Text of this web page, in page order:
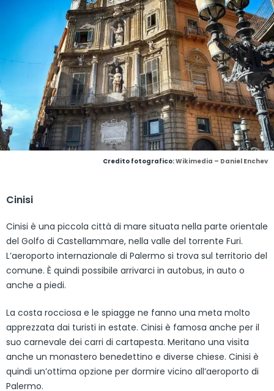
Credito fotografico:Wikimedia – Daniel Enchev
Cinisi
Cinisi è una piccola città di mare situata nella parte orientale
del Golfo di Castellammare, nella valle del torrente Furi.
L’aeroporto internazionale di Palermo si trova sul territorio del
comune. È quindi possibile arrivarci in autobus, in auto o
anche a piedi.
La costa rocciosa e le spiagge ne fanno una meta molto
apprezzata dai turisti in estate. Cinisi è famosa anche per il
suo carnevale dei carri di cartapesta. Meritano una visita
anche un monastero benedettino e diverse chiese. Cinisi è
quindi un’ottima opzione per dormire vicino all’aeroporto di
Palermo.